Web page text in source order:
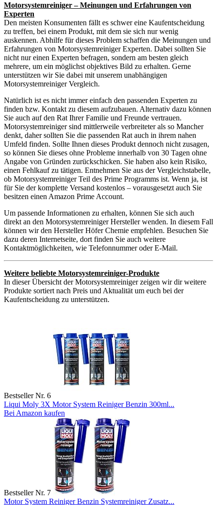
Motorsystemreiniger – Meinungen und Erfahrungen von
Experten
Den meisten Konsumenten fällt es schwer eine Kaufentscheidung
zu treffen, bei einem Produkt, mit dem sie sich nur wenig
auskennen. Abhilfe für dieses Problem schaffen die Meinungen und
Erfahrungen von Motorsystemreiniger Experten. Dabei sollten Sie
nicht nur einen Experten befragen, sondern am besten gleich
mehrere, um ein möglichst objektives Bild zu erhalten. Gerne
unterstützen wir Sie dabei mit unserem unabhängigen
Motorsystemreiniger Vergleich.
Natürlich ist es nicht immer einfach den passenden Experten zu
finden bzw. Kontakt zu diesem aufzubauen. Alternativ dazu können
Sie auch auf den Rat Ihrer Familie und Freunde vertrauen.
Motorsystemreiniger sind mittlerweile verbreiteter als so Mancher
denkt, daher sollten Sie die passenden Rat auch in ihrem nahen
Umfeld finden. Sollte Ihnen dieses Produkt dennoch nicht zusagen,
so können Sie dieses ohne Probleme innerhalb von 30 Tagen ohne
Angabe von Gründen zurückschicken. Sie haben also kein Risiko,
einen Fehlkauf zu tätigen. Entnehmen Sie aus der Vergleichstabelle,
ob Motorsystemreiniger Teil des Prime Programms ist. Wenn ja, ist
für Sie der komplette Versand kostenlos – vorausgesetzt auch Sie
besitzen einen Amazon Prime Account.
Um passende Informationen zu erhalten, können Sie sich auch
direkt an den Motorsystemreiniger Hersteller wenden. In diesem Fall
können wir den Hersteller Höfer Chemie empfehlen. Besuchen Sie
dazu deren Internetseite, dort finden Sie auch weitere
Kontaktmöglichkeiten, wie Telefonnummer oder E-Mail.
Weitere beliebte Motorsystemreiniger-Produkte
In dieser Übersicht der Motorsystemreiniger zeigen wir dir weitere
Produkte sortiert nach Preis und Aktualität um euch bei der
Kaufentscheidung zu unterstützen.
Bestseller Nr. 6
Liqui Moly 3X Motor System Reiniger Benzin 300ml...
Bei Amazon kaufen
Bestseller Nr. 7
Motor System Reiniger Benzin Systemreiniger Zusatz...